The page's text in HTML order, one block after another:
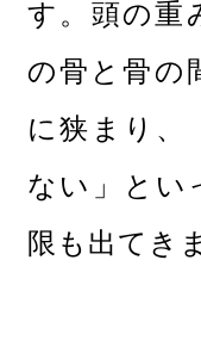
す。頭の重
の骨と骨の
に狭まり、
ない」とい
限も出てき